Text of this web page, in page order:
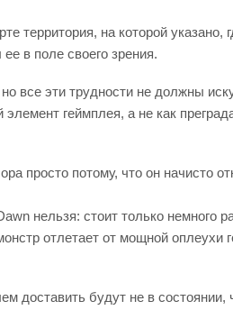
территория, на которой
в поле своего зрения.
все эти трудности не должны
геймплея, а не как
потому, что он начисто
нельзя: стоит только немного
отлетает от мощной оплеухи
будут не в состоянии,